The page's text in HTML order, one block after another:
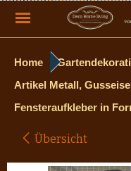
Home
Artikel Metall,
Fensteraufkleber in
Übersicht